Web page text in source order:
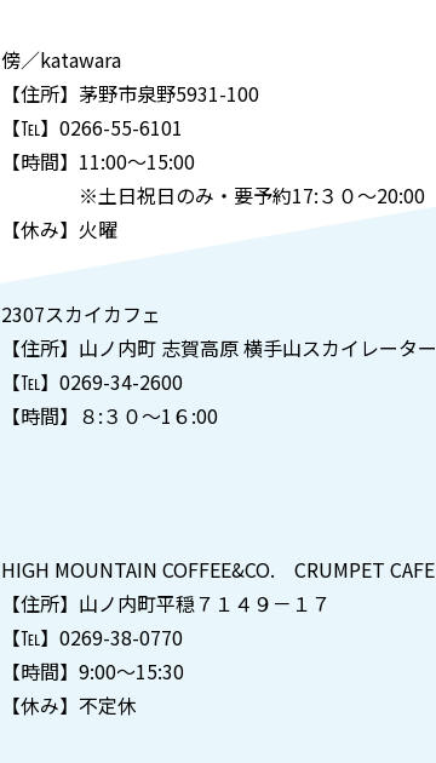
傍／katawara
【住所】茅野市泉野5931-100
【℡】0266-55-6101
【時間】11:00～15:00
※土日祝日のみ・要予約17:３０～
【休み】火曜
2307スカイカフェ
【住所】山ノ内町 志賀高原 横手山スカイレーター
【℡】0269-34-2600
【時間】８:３０～1６:00
HIGH MOUNTAIN COFFEE&CO. CRUMPET CAFE
【住所】山ノ内町平穏７１４９－１７
【℡】0269-38-0770
【時間】9:00～15:30
【休み】不定休